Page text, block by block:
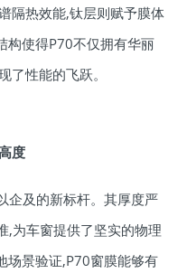
隔热效能,钛层则赋予膜体
构使得P70不仅拥有华丽
了性能的飞跃。
度
企及的新标杆。其厚度严
,为车窗提供了坚实的物理
场景验证,P70窗膜能够有